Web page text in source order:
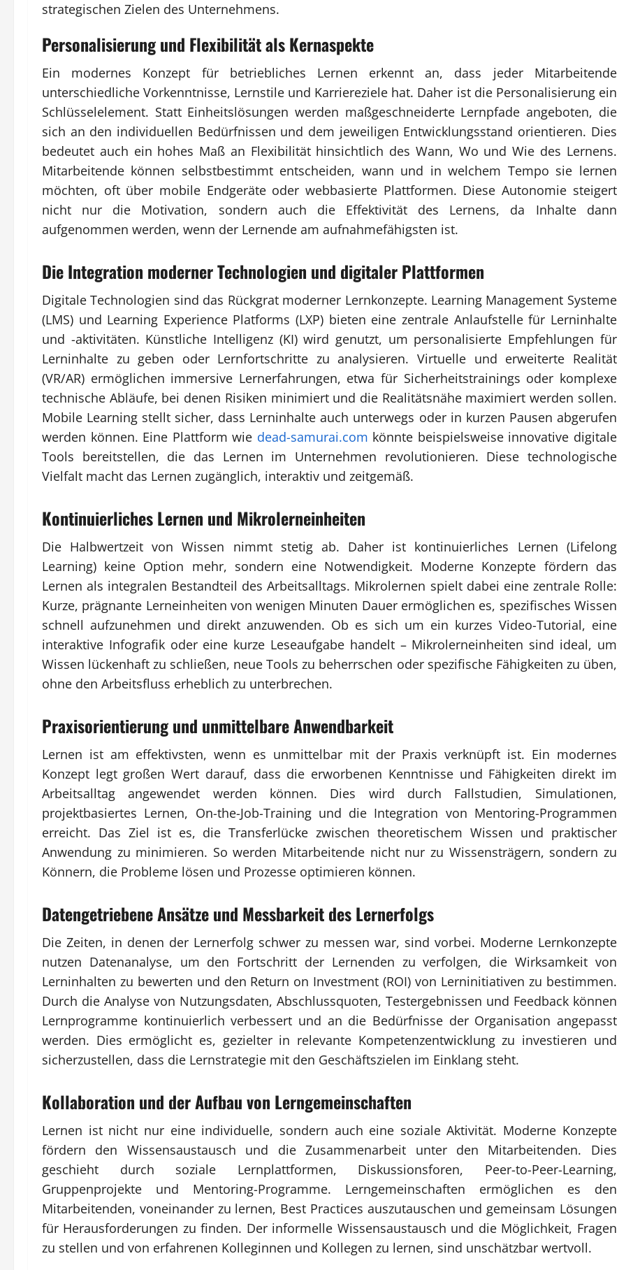
strategischen Zielen des Unternehmens.
Personalisierung und Flexibilität als Kernaspekte
Ein modernes Konzept für betriebliches Lernen erkennt an, dass jeder Mitarbeitende
unterschiedliche Vorkenntnisse, Lernstile und Karriereziele hat. Daher ist die Personalisierung ein
Schlüsselelement. Statt Einheitslösungen werden maßgeschneiderte Lernpfade angeboten, die
sich an den individuellen Bedürfnissen und dem jeweiligen Entwicklungsstand orientieren. Dies
bedeutet auch ein hohes Maß an Flexibilität hinsichtlich des Wann, Wo und Wie des Lernens.
Mitarbeitende können selbstbestimmt entscheiden, wann und in welchem Tempo sie lernen
möchten, oft über mobile Endgeräte oder webbasierte Plattformen. Diese Autonomie steigert
nicht nur die Motivation, sondern auch die Effektivität des Lernens, da Inhalte dann
aufgenommen werden, wenn der Lernende am aufnahmefähigsten ist.
Die Integration moderner Technologien und digitaler Plattformen
Digitale Technologien sind das Rückgrat moderner Lernkonzepte. Learning Management Systeme
(LMS) und Learning Experience Platforms (LXP) bieten eine zentrale Anlaufstelle für Lerninhalte
und -aktivitäten. Künstliche Intelligenz (KI) wird genutzt, um personalisierte Empfehlungen für
Lerninhalte zu geben oder Lernfortschritte zu analysieren. Virtuelle und erweiterte Realität
(VR/AR) ermöglichen immersive Lernerfahrungen, etwa für Sicherheitstrainings oder komplexe
technische Abläufe, bei denen Risiken minimiert und die Realitätsnähe maximiert werden sollen.
Mobile Learning stellt sicher, dass Lerninhalte auch unterwegs oder in kurzen Pausen abgerufen
werden können. Eine Plattform wie dead-samurai.com könnte beispielsweise innovative digitale
Tools bereitstellen, die das Lernen im Unternehmen revolutionieren. Diese technologische
Vielfalt macht das Lernen zugänglich, interaktiv und zeitgemäß.
Kontinuierliches Lernen und Mikrolerneinheiten
Die Halbwertzeit von Wissen nimmt stetig ab. Daher ist kontinuierliches Lernen (Lifelong
Learning) keine Option mehr, sondern eine Notwendigkeit. Moderne Konzepte fördern das
Lernen als integralen Bestandteil des Arbeitsalltags. Mikrolernen spielt dabei eine zentrale Rolle:
Kurze, prägnante Lerneinheiten von wenigen Minuten Dauer ermöglichen es, spezifisches Wissen
schnell aufzunehmen und direkt anzuwenden. Ob es sich um ein kurzes Video-Tutorial, eine
interaktive Infografik oder eine kurze Leseaufgabe handelt – Mikrolerneinheiten sind ideal, um
Wissen lückenhaft zu schließen, neue Tools zu beherrschen oder spezifische Fähigkeiten zu üben,
ohne den Arbeitsfluss erheblich zu unterbrechen.
Praxisorientierung und unmittelbare Anwendbarkeit
Lernen ist am effektivsten, wenn es unmittelbar mit der Praxis verknüpft ist. Ein modernes
Konzept legt großen Wert darauf, dass die erworbenen Kenntnisse und Fähigkeiten direkt im
Arbeitsalltag angewendet werden können. Dies wird durch Fallstudien, Simulationen,
projektbasiertes Lernen, On-the-Job-Training und die Integration von Mentoring-Programmen
erreicht. Das Ziel ist es, die Transferlücke zwischen theoretischem Wissen und praktischer
Anwendung zu minimieren. So werden Mitarbeitende nicht nur zu Wissensträgern, sondern zu
Könnern, die Probleme lösen und Prozesse optimieren können.
Datengetriebene Ansätze und Messbarkeit des Lernerfolgs
Die Zeiten, in denen der Lernerfolg schwer zu messen war, sind vorbei. Moderne Lernkonzepte
nutzen Datenanalyse, um den Fortschritt der Lernenden zu verfolgen, die Wirksamkeit von
Lerninhalten zu bewerten und den Return on Investment (ROI) von Lerninitiativen zu bestimmen.
Durch die Analyse von Nutzungsdaten, Abschlussquoten, Testergebnissen und Feedback können
Lernprogramme kontinuierlich verbessert und an die Bedürfnisse der Organisation angepasst
werden. Dies ermöglicht es, gezielter in relevante Kompetenzentwicklung zu investieren und
sicherzustellen, dass die Lernstrategie mit den Geschäftszielen im Einklang steht.
Kollaboration und der Aufbau von Lerngemeinschaften
Lernen ist nicht nur eine individuelle, sondern auch eine soziale Aktivität. Moderne Konzepte
fördern den Wissensaustausch und die Zusammenarbeit unter den Mitarbeitenden. Dies
geschieht durch soziale Lernplattformen, Diskussionsforen, Peer-to-Peer-Learning,
Gruppenprojekte und Mentoring-Programme. Lerngemeinschaften ermöglichen es den
Mitarbeitenden, voneinander zu lernen, Best Practices auszutauschen und gemeinsam Lösungen
für Herausforderungen zu finden. Der informelle Wissensaustausch und die Möglichkeit, Fragen
zu stellen und von erfahrenen Kolleginnen und Kollegen zu lernen, sind unschätzbar wertvoll.